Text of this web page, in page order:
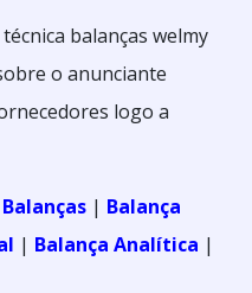
balanças welmy
o anunciante
logo a
| Balança
| Balança Analítica |